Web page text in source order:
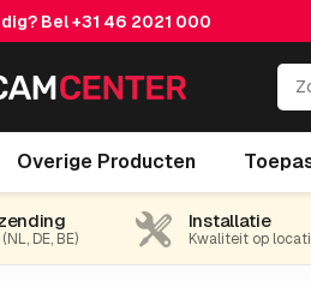
Bel+31 46 2021 000
Overige Producten
Mx-p26B-6D237 End-of-life
DE, BE)
Installatie
Kwaliteit op